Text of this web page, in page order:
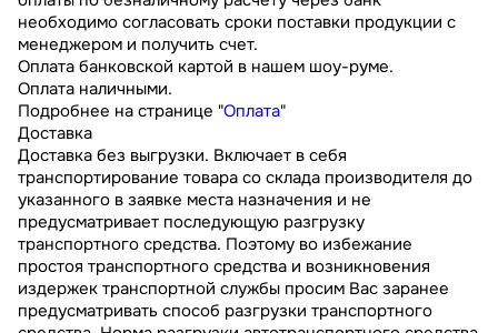
необходимо согласовать сроки поставки продукции с
менеджером и получить счет.
Оплата банковской картой в нашем шоу-руме.
Оплата наличными.
Подробнее на странице "Оплата"
Доставка
Доставка без выгрузки. Включает в себя
транспортирование товара со склада производителя до
указанного в заявке места назначения и не
предусматривает последующую разгрузку
транспортного средства. Поэтому во избежание
простоя транспортного средства и возникновения
издержек транспортной службы просим Вас заранее
предусматривать способ разгрузки транспортного